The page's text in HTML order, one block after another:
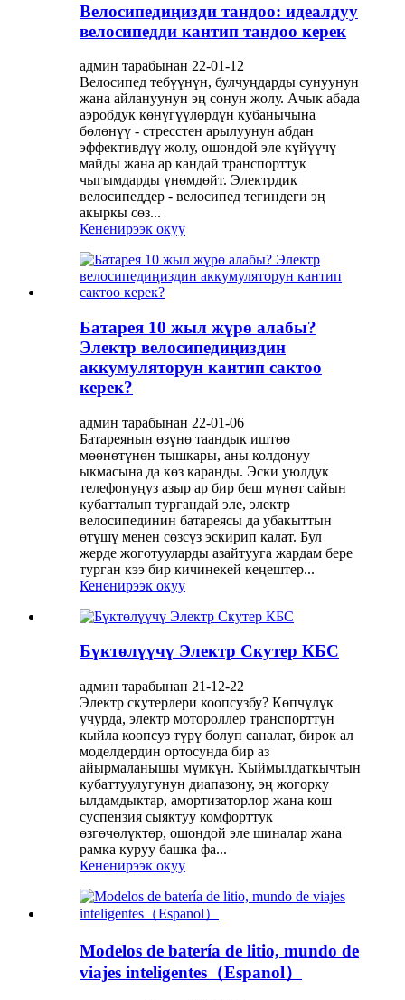
Велосипедиңизди тандоо: идеалдуу
велосипедди кантип тандоо керек
админ тарабынан 22-01-12
Велосипед тебүүнүн, булчуңдарды сунуунун
жана айлануунун эң сонун жолу. Ачык абада
аэробдук көнүгүүлөрдүн кубанычына
бөлөнүү - стресстен арылуунун абдан
эффективдүү жолу, ошондой эле күйүүчү
майды жана ар кандай транспорттук
чыгымдарды үнөмдөйт. Электрдик
велосипеддер - велосипед тегиндеги эң
акыркы сөз...
Кененирээк окуу
Батарея 10 жыл жүрө алабы?
Электр велосипедиңиздин
аккумуляторун кантип сактоо
керек?
админ тарабынан 22-01-06
Батареянын өзүнө таандык иштөө
мөөнөтүнөн тышкары, аны колдонуу
ыкмасына да көз каранды. Эски уюлдук
телефонуңуз азыр ар бир беш мүнөт сайын
кубатталып тургандай эле, электр
велосипединин батареясы да убакыттын
өтүшү менен сөзсүз эскирип калат. Бул
жерде жоготууларды азайтууга жардам бере
турган кээ бир кичинекей кеңештер...
Кененирээк окуу
Бүктөлүүчү Электр Скутер КБС
админ тарабынан 21-12-22
Электр скутерлери коопсузбу? Көпчүлүк
учурда, электр мотороллер транспорттун
кыйла коопсуз түрү болуп саналат, бирок ал
моделдердин ортосунда бир аз
айырмаланышы мүмкүн. Кыймылдаткычтын
кубаттуулугунун диапазону, эң жогорку
ылдамдыктар, амортизаторлор жана кош
суспензия сыяктуу комфорттук
өзгөчөлүктөр, ошондой эле шиналар жана
рамка куруу башка фа...
Кененирээк окуу
Modelos de batería de litio, mundo de
viajes inteligentes（Espanol）